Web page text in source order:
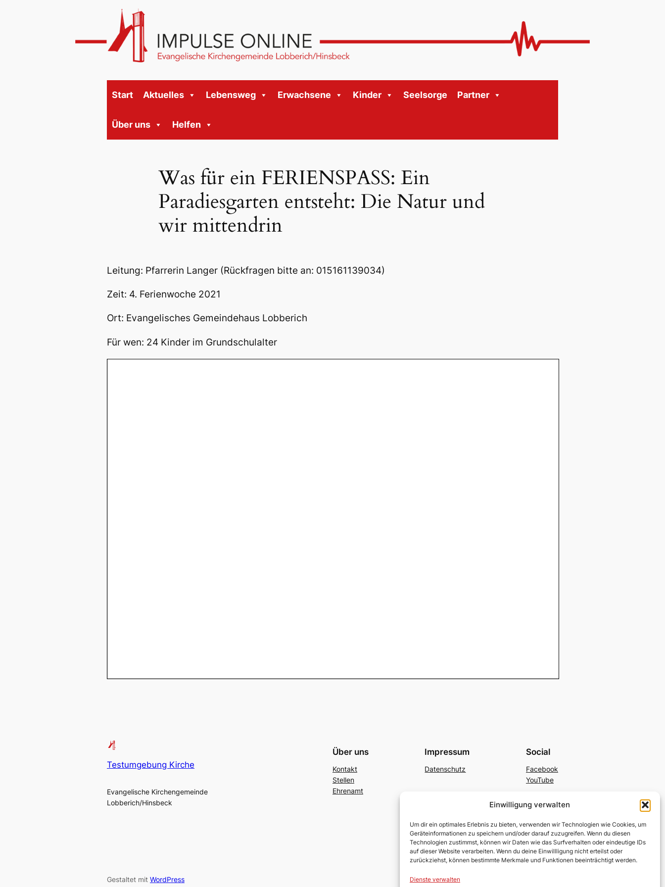
Einwilligung verwalten
Um dir ein optimales Erlebnis zu bieten, verwenden wir Technologien wie Cookies, um
Geräteinformationen zu speichern und/oder darauf zuzugreifen. Wenn du diesen
Technologien zustimmst, können wir Daten wie das Surfverhalten oder eindeutige IDs
auf dieser Website verarbeiten. Wenn du deine Einwillligung nicht erteilst oder
zurückziehst, können bestimmte Merkmale und Funktionen beeinträchtigt werden.
Dienste verwalten
Start Aktuelles Lebensweg Erwachsene Kinder Seelsorge Partner
Über uns Helfen
Was für ein FERIENSPASS: Ein
Paradiesgarten entsteht: Die Natur und
wir mittendrin
Leitung: Pfarrerin Langer (Rückfragen bitte an: 015161139034)
Zeit: 4. Ferienwoche 2021
Ort: Evangelisches Gemeindehaus Lobberich
Für wen: 24 Kinder im Grundschulalter
Testumgebung Kirche
Evangelische Kirchengemeinde
Lobberich/Hinsbeck
Über uns
Kontakt
Stellen
Ehrenamt
Impressum
Datenschutz
Social
Facebook
YouTube
Gestaltet mit WordPress